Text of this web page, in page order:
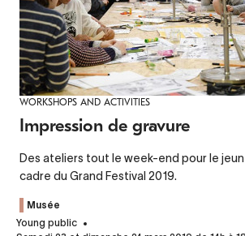
WORKSHOPS AND ACTIVITIES
Impression de gravure
Des ateliers tout le week-end pour le
cadre du Grand Festival 2019.
Musée
Young public